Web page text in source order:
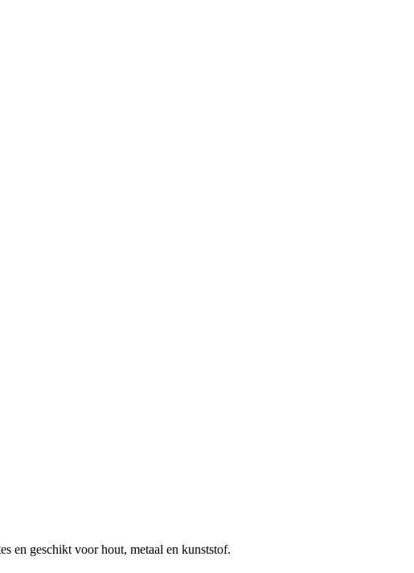
en geschikt voor hout, metaal en kunststof.